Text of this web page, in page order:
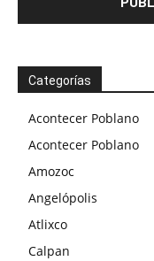
Categorías
Acontecer Poblano
Acontecer Poblano
Amozoc
Angelópolis
Atlixco
Calpan